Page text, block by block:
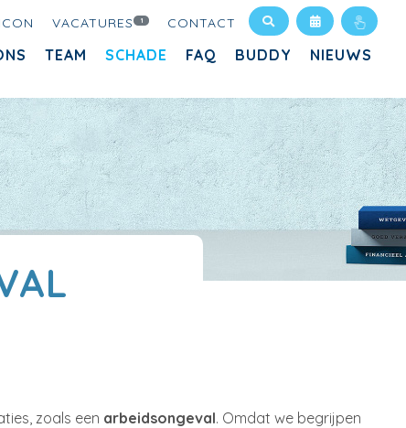
VACATURES 1 CONTACT
TEAM SCHADE FAQ BUDDY NIEUWS
zoals een arbeidsongeval. Omdat we begrijpen